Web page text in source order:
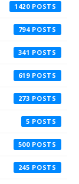
1420
794
341
619
273
5
500
245